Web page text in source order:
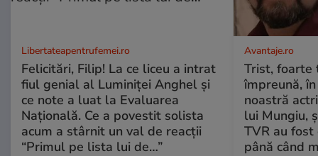
Libertateapentrufemei.ro
Felicitări, Filip! La ce liceu a intrat
fiul genial al Luminiței Anghel și
ce note a luat la Evaluarea
Națională. Ce a povestit solista
acum a stârnit un val de reacții
“Primul pe lista lui de…”
Avantaje.ro
Trist, foarte
împreună,
noastră
lui Mungiu,
TVR au
până când